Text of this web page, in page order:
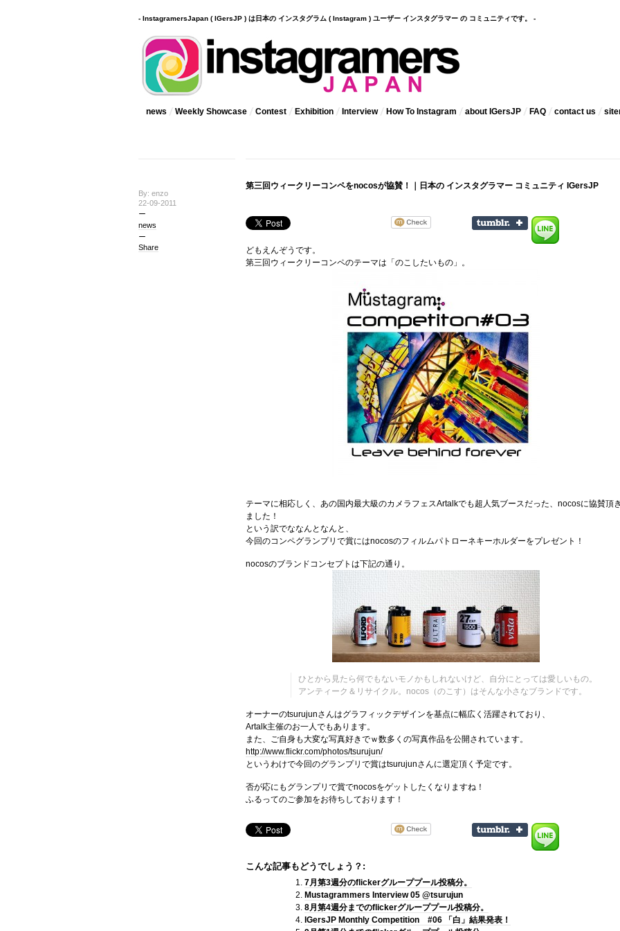
- InstagramersJapan ( IGersJP ) は日本の インスタグラム ( Instagram ) ユーザー インスタグラマー の コミュニティです。 -
news Weekly Showcase Contest Exhibition Interview How To Instagram about IGersJP FAQ contact us
By: enzo
22-09-2011
news
Share
第三回ウィークリーコンペをnocosが協賛！｜日本の インスタグラマー コミュニティ IGersJP
どもえんぞうです。
第三回ウィークリーコンペのテーマは「のこしたいもの」。
テーマに相応しく、あの国内最大級のカメラフェスArtalkでも超人気ブースだった、nocosに協賛頂
ました！
という訳でななんとなんと、
今回のコンペグランプリで賞にはnocosのフィルムパトローネキーホルダーをプレゼント！
nocosのブランドコンセプトは下記の通り。
ひとから見たら何でもないモノかもしれないけど、自分にとっては愛しいもの。
アンティーク＆リサイクル。nocos（のこす）はそんな小さなブランドです。
オーナーのtsurujunさんはグラフィックデザインを基点に幅広く活躍されており、
Artalk主催のお一人でもあります。
また、ご自身も大変な写真好きでｗ数多くの写真作品を公開されています。
http://www.flickr.com/photos/tsurujun/
というわけで今回のグランプリで賞はtsurujunさんに選定頂く予定です。
否が応にもグランプリで賞でnocosをゲットしたくなりますね！
ふるってのご参加をお待ちしております！
こんな記事もどうでしょう？:
7月第3週分のflickerグループプール投稿分。
Mustagrammers Interview 05 @tsurujun
8月第4週分までのflickerグループプール投稿分。
IGersJP Monthly Competition #06 「白」結果発表！